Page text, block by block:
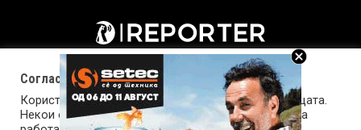
Согласност за колачиња (cookies)
Користиме колачиња за оптимизирање на страницата.
Некои од колачињата се од суштинско значење за